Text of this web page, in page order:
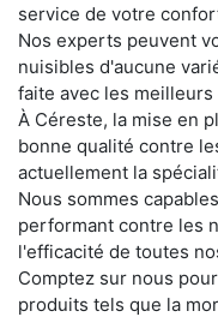
service de votre
Nos experts peuvent
nuisibles d'aucune
faite avec les meilleurs
À Céreste, la mise en
bonne qualité contre
actuellement la
Nous sommes
performant contre les
l'efficacité de toutes
Comptez sur nous
produits tels que la